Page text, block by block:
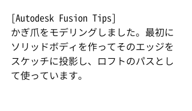
[Autodesk Fusion Tips]
かぎ爪をモデリングしました。最初に
ソリッドボディを作ってそのエッジを
スケッチに投影し、ロフトのパスとし
て使っています。